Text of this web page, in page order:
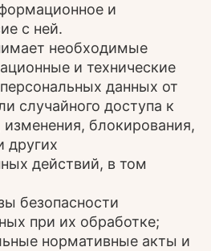
и
с ней.
необходимые
и технические
данных от
случайного доступа к
блокирования,
других
действий, в том
безопасности
при их обработке;
нормативные акты и